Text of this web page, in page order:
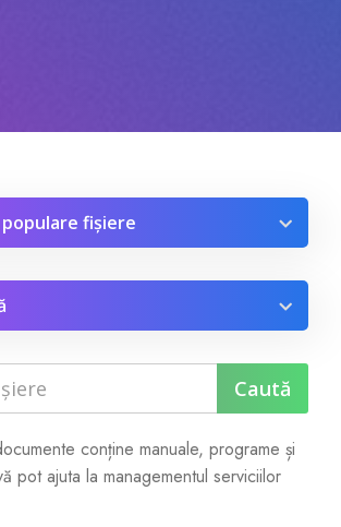
1.6
populare fișiere
conține manuale, programe și
pot ajuta la managementul serviciilor